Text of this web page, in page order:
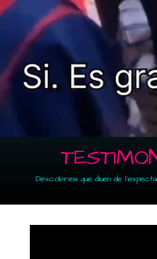
Descobreix que diuen de